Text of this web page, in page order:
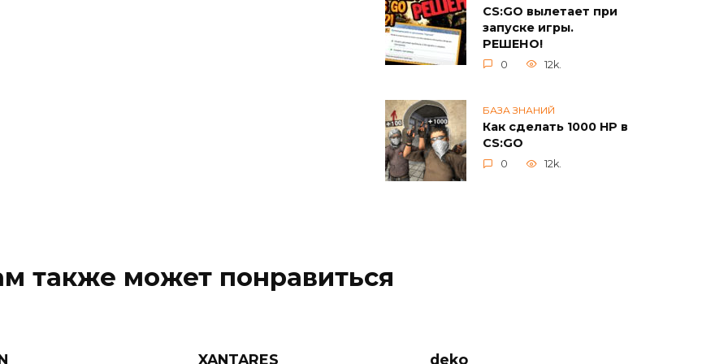
CS:GO вылетает при
запуске игры.
РЕШЕНО!
0 12k.
БАЗА ЗНАНИЙ
Как сделать 1000 HP в
CS:GO
0 12k.
также может понравиться
XANTARES deko